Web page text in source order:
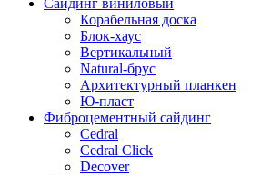
Корабельная доска
Блок-хаус
Вертикальный
Natural-брус
Архитектурный планкен
Ю-пласт
Фиброцементный сайдинг
Cedral
Cedral Click
Decover